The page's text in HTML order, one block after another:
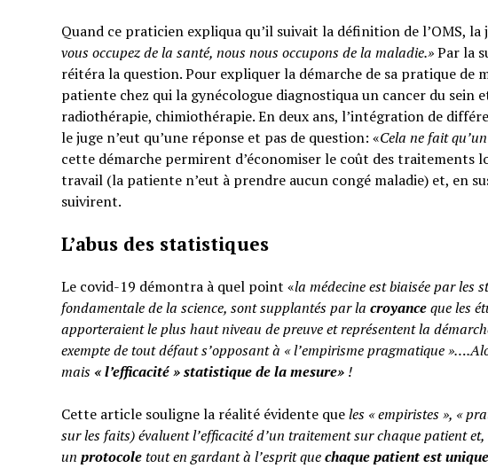
Quand ce praticien expliqua qu’il suivait la définition de l’OMS,
vous occupez de la santé, nous nous occupons de la maladie.»Par la
réitéra la question. Pour expliquer la démarche de sa pratique de
patiente chez qui la gynécologue diagnostiqua un cancer du
radiothérapie, chimiothérapie. En deux ans, l’intégration de
le juge n’eut qu’une réponse et pas de question: «Cela ne fait
cette démarche permirent d’économiser le coût des traitements
travail (la patiente n’eut à prendre aucun congé maladie) et, en
suivirent.
L’abus des statistiques
Le covid-19 démontra à quel point «la médecine est biaisée par les
fondamentale de la science, sont supplantés par la croyanceque les
apporteraient le plus haut niveau de preuve et représentent la
exempte de tout défaut s’opposant à « l’empirisme pragmatique
mais «l’efficacité » statistique de la mesure» !
Cette article souligne la réalité évidente queles « empiristes », «
sur les faits) évaluent l’efficacité d’un traitement sur chaque patient
un protocoletout en gardant à l’esprit quechaque patient est unique